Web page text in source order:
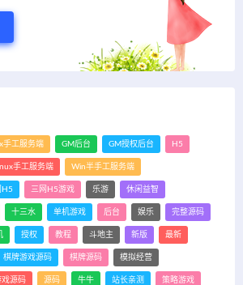
手工服务端 GM后台 GM授权后台 H5
手工服务端 Win半手工服务端
H5 三网H5游戏 乐游 休闲益智
十三水 单机游戏 后台 娱乐 完整源码
授权 教程 斗地主 新版 最新
棋牌游戏源码 棋牌源码 模拟经营
戏源码 源码 牛牛 站长亲测 策略游戏